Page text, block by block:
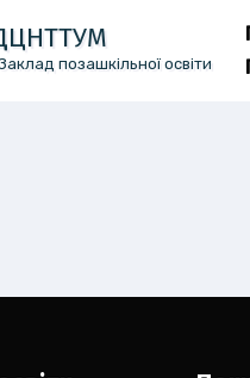
позашкільної освіти